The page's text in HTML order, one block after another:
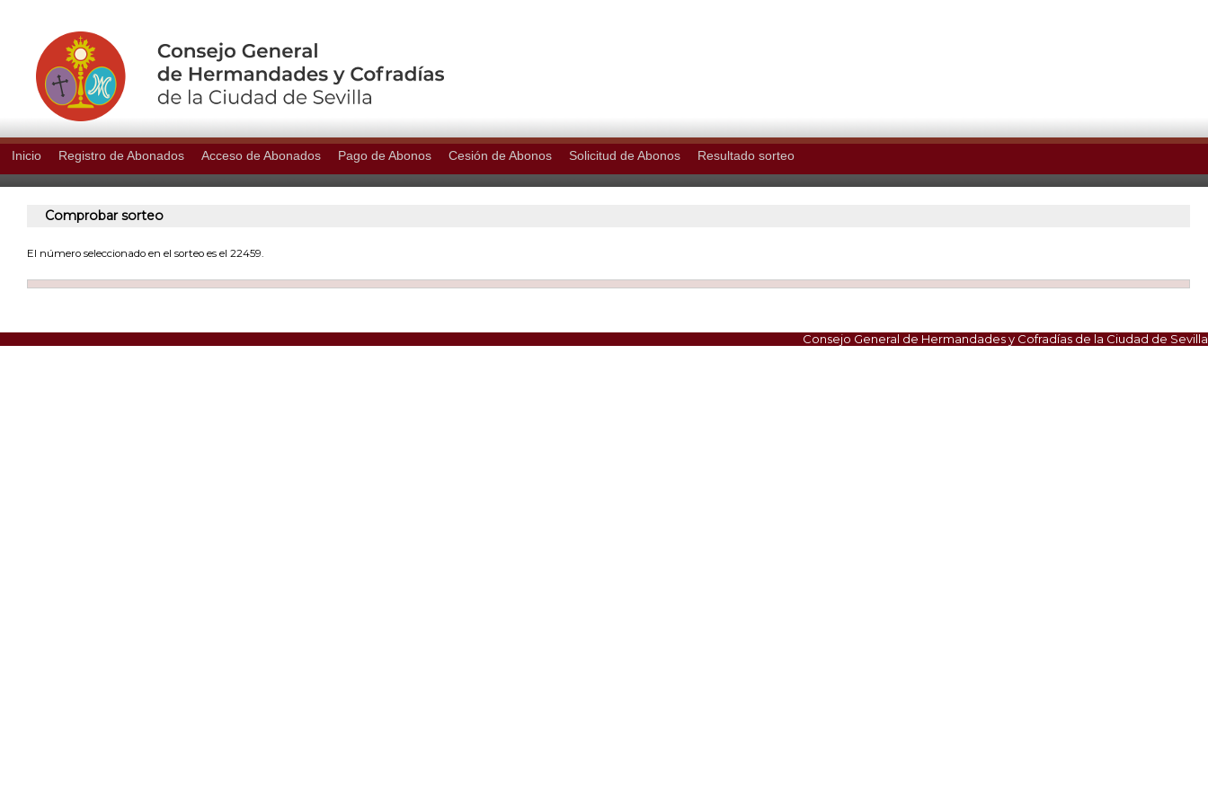
Inicio Registro de Abonados Acceso de Abonados Pago de Abonos Cesión de Abonos Solicitud de Abonos Resultado sorteo
Comprobar sorteo
El número seleccionado en el sorteo es el 22459.
Consejo General de Hermandades y Cofradías de la Ciudad de Sevilla